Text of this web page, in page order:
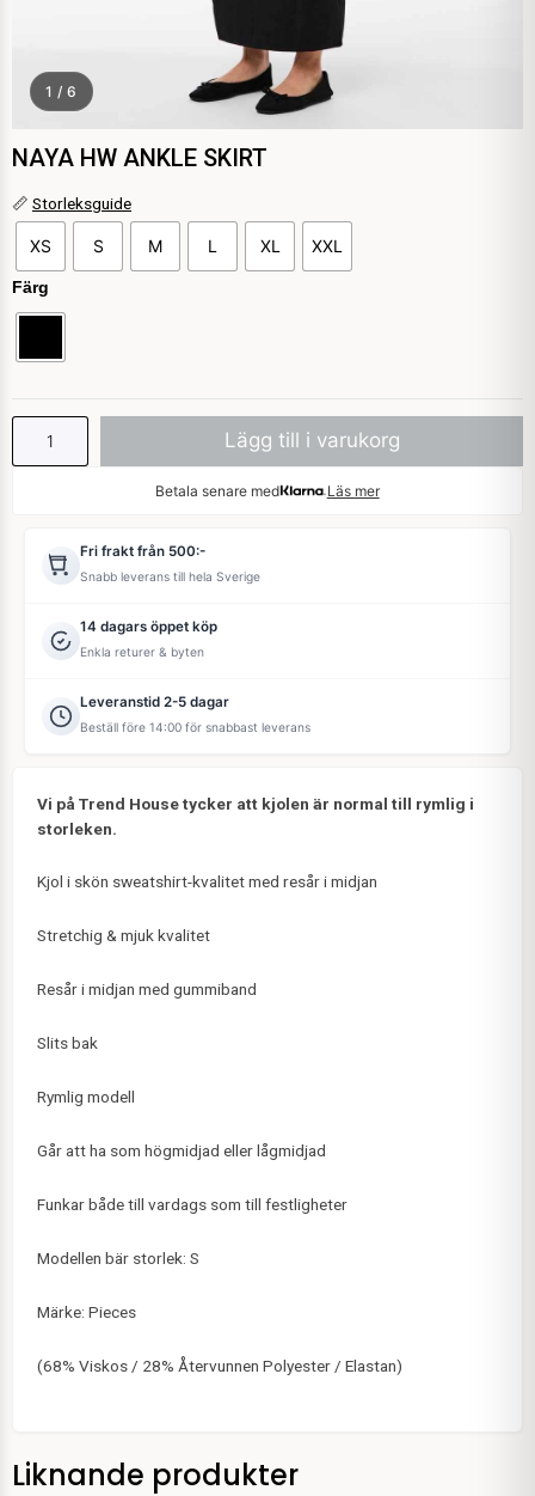
1 / 6
NAYA HW ANKLE SKIRT
📏 Storleksguide
XS S M L XL XXL
Färg
NAYA
HW
ANKLE
SKIRT
mängd
Lägg till i varukorg
Betala senare med Läs mer
Fri frakt från 500:-
Snabb leverans till hela Sverige
14 dagars öppet köp
Enkla returer & byten
Leveranstid 2-5 dagar
Beställ före 14:00 för snabbast leverans
Vi på Trend House tycker att kjolen är normal till rymlig i
storleken.
Kjol i skön sweatshirt-kvalitet med resår i midjan
Stretchig & mjuk kvalitet
Resår i midjan med gummiband
Slits bak
Rymlig modell
Går att ha som högmidjad eller lågmidjad
Funkar både till vardags som till festligheter
Modellen bär storlek: S
Märke: Pieces
(68% Viskos / 28% Återvunnen Polyester / Elastan)
Liknande produkter